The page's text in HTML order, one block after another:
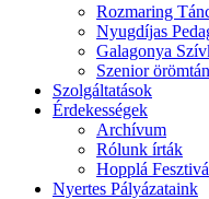
Rozmaring
Nyugdíjas
Galagonya
Szenior
Szolgáltatások
Érdekességek
Archívum
Rólunk írták
Hopplá
Nyertes Pályázataink